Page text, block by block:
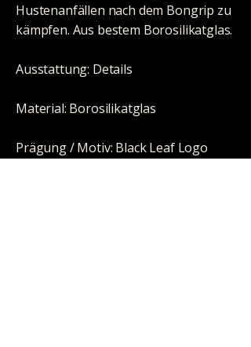
Hustenanfällen nach dem Bongrip zu
kämpfen. Aus bestem Borosilikatglas.
Ausstattung: Details
Material: Borosilikatglas
Prägung / Motiv: Black Leaf Logo